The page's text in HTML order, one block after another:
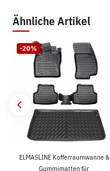
Ähnliche Artikel
-20%
ELMASLINE Kofferraumwanne &
Gummimatten für